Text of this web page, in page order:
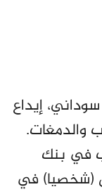
10.000 جنيه سوداني، إيداع
والدمغات.
في بنك
(شخصيا) في